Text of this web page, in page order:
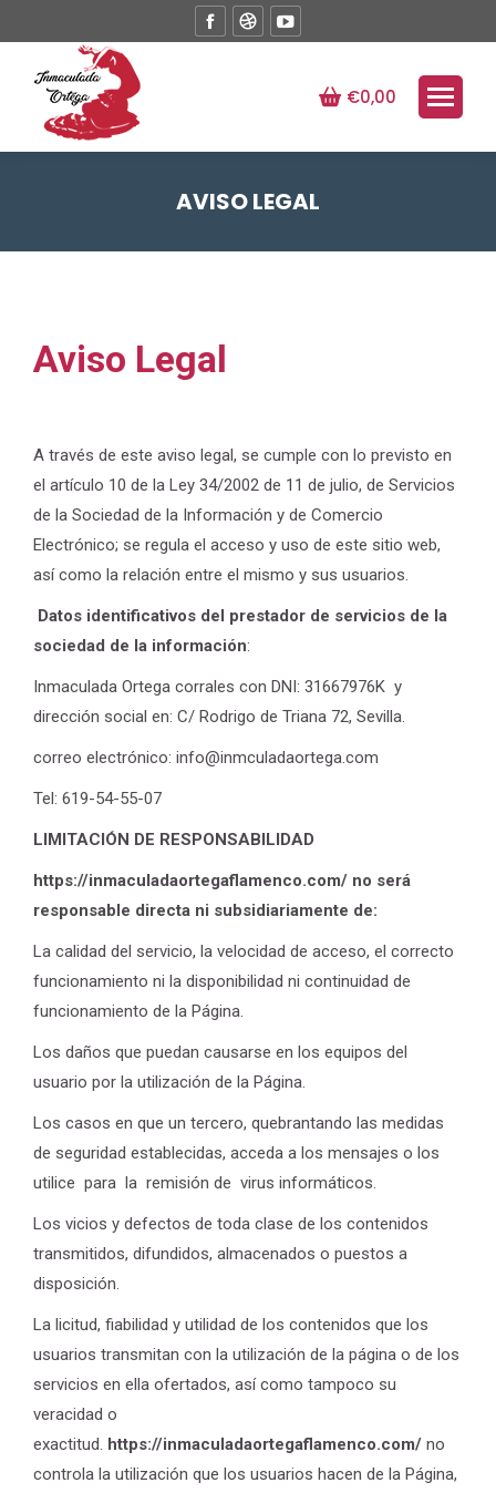
Facebook
Dribbble
opens
€0,00
AVISO LEGAL
Aviso Legal
A través de este aviso legal, se cumple con lo previsto en
el artículo 10 de la Ley 34/2002 de 11 de julio, de Servicios
de la Sociedad de la Información y de Comercio
Electrónico; se regula el acceso y uso de este sitio web,
así como la relación entre el mismo y sus usuarios.
Datos identificativos del prestador de servicios de la
sociedad de la información:
Inmaculada Ortega corrales con DNI: 31667976K y
dirección social en: C/ Rodrigo de Triana 72, Sevilla.
correo electrónico: info@inmculadaortega.com
Tel: 619-54-55-07
LIMITACIÓN DE RESPONSABILIDAD
https://inmaculadaortegaflamenco.com/ no será
responsable directa ni subsidiariamente de:
La calidad del servicio, la velocidad de acceso, el correcto
funcionamiento ni la disponibilidad ni continuidad de
funcionamiento de la Página.
Los daños que puedan causarse en los equipos del
usuario por la utilización de la Página.
Los casos en que un tercero, quebrantando las medidas
de seguridad establecidas, acceda a los mensajes o los
utilice para la remisión de virus informáticos.
Los vicios y defectos de toda clase de los contenidos
transmitidos, difundidos, almacenados o puestos a
disposición.
La licitud, fiabilidad y utilidad de los contenidos que los
usuarios transmitan con la utilización de la página o de los
servicios en ella ofertados, así como tampoco su
veracidad o
exactitud. https://inmaculadaortegaflamenco.com/ no
controla la utilización que los usuarios hacen de la Página,